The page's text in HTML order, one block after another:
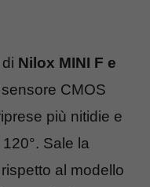
Nilox MINI F e
CMOS
più nitidie e
Sale la
al modello